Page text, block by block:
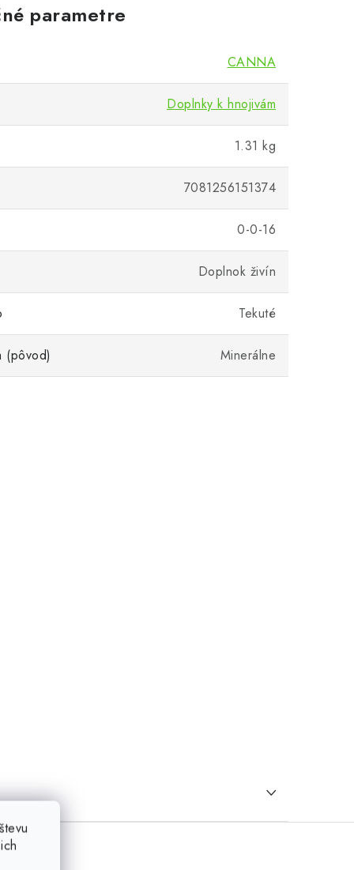
parametre
CANNA
Doplnky k hnojivám
1.31 kg
7081256151374
0-0-16
Doplnok živín
Tekuté
(pôvod) Minerálne